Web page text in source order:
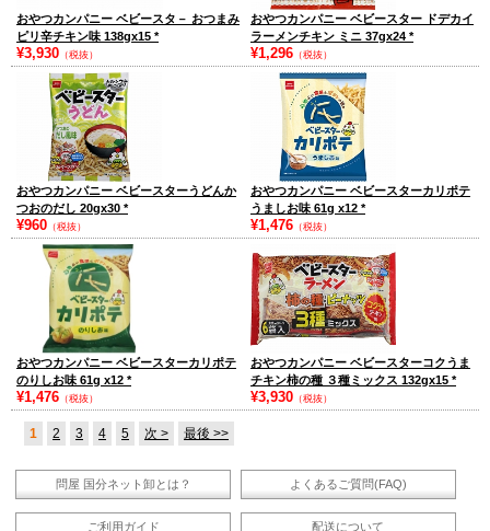
おやつカンパニー ベビースタ－ おつまみ
ピリ辛チキン味 138gx15 *
¥3,930 （税抜）
おやつカンパニー ベビースター ドデカイ
ラーメンチキン ミニ 37gx24 *
¥1,296 （税抜）
おやつカンパニー ベビースターうどんか
つおのだし 20gx30 *
¥960 （税抜）
おやつカンパニー ベビースターカリポテ
うましお味 61g x12 *
¥1,476 （税抜）
おやつカンパニー ベビースターカリポテ
のりしお味 61g x12 *
¥1,476 （税抜）
おやつカンパニー ベビースターコクうま
チキン柿の種 ３種ミックス 132gx15 *
¥3,930 （税抜）
1 2 3 4 5 次 > 最後 >>
問屋 国分ネット卸とは？ よくあるご質問(FAQ)
ご利用ガイド 配送について